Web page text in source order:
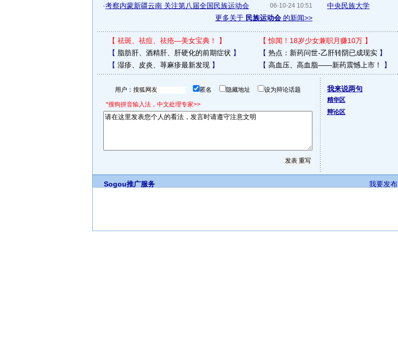
06-10-24 10:51
·考察内蒙新疆云南 关注第八届全国民族运动会
更多关于 民族运动会 的新闻>>
中央民族大学
【 祛斑、祛痘、祛疮—美女宝典！ 】 【惊闻！18岁少女兼职月赚10万】
【 脂肪肝、酒精肝、肝硬化的前期症状 】 【 热点：新药问世-乙肝转阴已成现实】
【 湿疹、皮炎、荨麻疹最新发现】 【 高血压、高血脂——新药震憾上市！ 】
用户： 匿名 隐藏地址 设为辩论话题
*搜狗拼音输入法，中文处理专家>>
我来说两句
精华区
辩论区
我要发布
Sogou推广服务